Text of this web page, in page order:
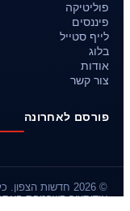
פוליטיקה
פיננסים
לייף סטייל
בלוג
אודות
צור קשר
פורסם לאחרונה
© 2026 חדשות הצפון. כל הזכויות שמורות.
אודותצור קשרמפת